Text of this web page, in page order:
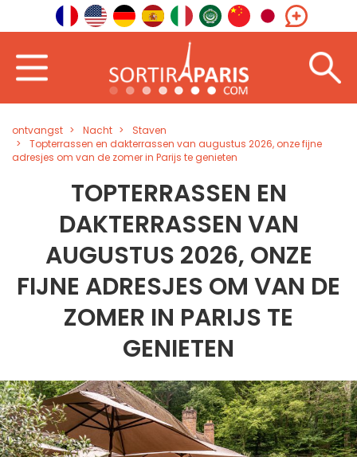
ontvangst Nacht
Staven
Topterrassen en dakterrassen van augustus 2026, onze fijne
adresjes om van de zomer in Parijs te genieten
TOPTERRASSEN EN
DAKTERRASSEN VAN
AUGUSTUS 2026, ONZE
FIJNE ADRESJES OM VAN DE
ZOMER IN PARIJS TE
GENIETEN